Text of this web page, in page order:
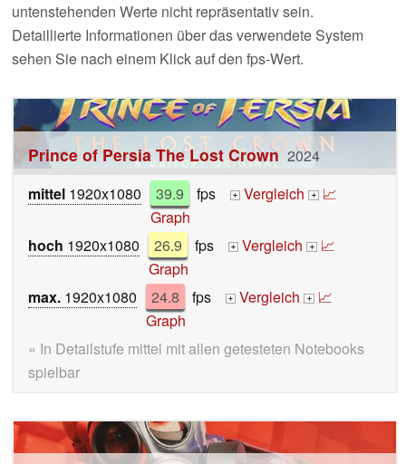
untenstehenden Werte nicht repräsentativ sein.
Detaillierte Informationen über das verwendete System
sehen Sie nach einem Klick auf den fps-Wert.
Prince of Persia The Lost Crown 2024
mittel 1920x1080 39.9 fps + Vergleich + 📈
Graph
hoch 1920x1080 26.9 fps + Vergleich + 📈
Graph
max. 1920x1080 24.8 fps + Vergleich + 📈
Graph
» In Detailstufe mittel mit allen getesteten Notebooks
spielbar